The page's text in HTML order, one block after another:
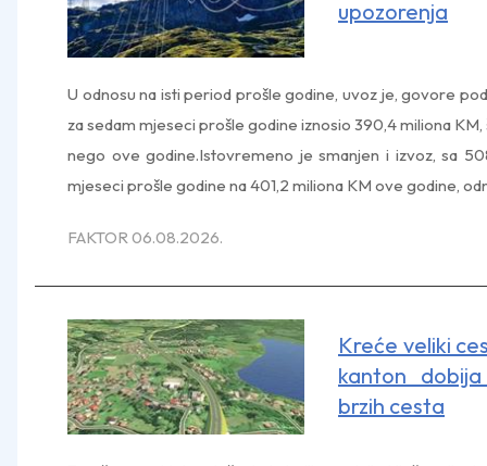
upozorenja
U odnosu na isti period prošle godine, uvoz je, govore
za sedam mjeseci prošle godine iznosio 390,4 miliona KM,
nego ove godine.Istovremeno je smanjen i izvoz, sa
mjeseci prošle godine na 401,2 miliona KM ove godine,
FAKTOR 06.08.2026.
Kreće veliki
kanton
brzih cesta